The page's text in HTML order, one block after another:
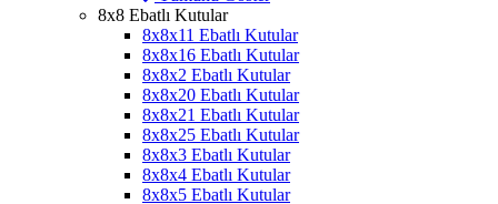
8x8 Ebatlı Kutular
8x8x11 Ebatlı Kutular
8x8x16 Ebatlı Kutular
8x8x2 Ebatlı Kutular
8x8x20 Ebatlı Kutular
8x8x21 Ebatlı Kutular
8x8x25 Ebatlı Kutular
8x8x3 Ebatlı Kutular
8x8x4 Ebatlı Kutular
8x8x5 Ebatlı Kutular